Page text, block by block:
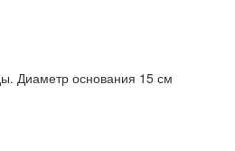
Диаметр основания 15 см